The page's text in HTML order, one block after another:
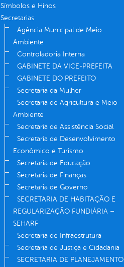
Símbolos e Hinos
Secretarias
Agência Municipal de Meio
Ambiente
Controladoria Interna
GABINETE DA VICE-PREFEITA
GABINETE DO PREFEITO
Secretaria da Mulher
Secretaria de Agricultura e Meio
Ambiente
Secretaria de Assistência Social
Secretaria de Desenvolvimento
Econômico e Turismo
Secretaria de Educação
Secretaria de Finanças
Secretaria de Governo
SECRETARIA DE HABITAÇÃO E
REGULARIZAÇÃO FUNDIÁRIA –
SEHARF
Secretaria de Infraestrutura
Secretaria de Justiça e Cidadania
SECRETARIA DE PLANEJAMENTO